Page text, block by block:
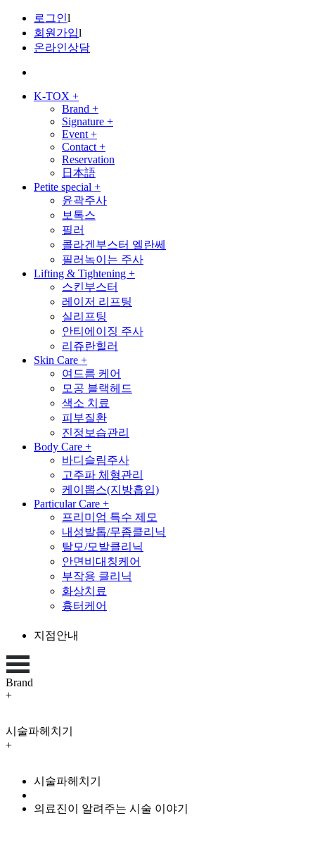
로그인l
회원가입l
온라인상담
K-TOX +
Brand +
Signature +
Event +
Contact +
Reservation
日本語
Petite special +
윤곽주사
보톡스
필러
콜라겐부스터 엘란쎄
필러녹이는 주사
Lifting & Tightening +
스킨부스터
레이저 리프팅
실리프팅
안티에이징 주사
리쥬란힐러
Skin Care +
여드름 케어
모공 블랙헤드
색소 치료
피부질환
진정보습관리
Body Care +
바디슬림주사
고주파 체형관리
케이뽑스(지방흡입)
Particular Care +
프리미엄 특수 제모
내성발톱/무좀클리닉
탈모/모발클리닉
안면비대칭케어
부작용 클리닉
화상치료
흉터케어
지점안내
Brand
+
Signature
日本語
시술파헤치기
+
의료진소개
장비소개
시술파헤치기
의료진이 알려주는 시술 이야기